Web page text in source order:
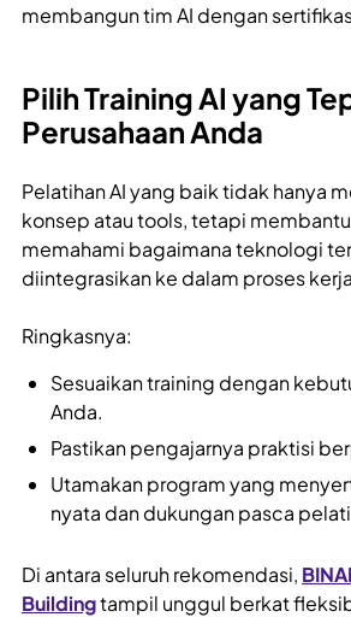
membangun tim AI dengan
Pilih Training AI yang
Perusahaan Anda
Pelatihan AI yang baik tidak hanya
konsep atau tools, tetapi
memahami bagaimana teknologi
diintegrasikan ke dalam proses
Ringkasnya:
Sesuaikan training dengan
Anda.
Pastikan pengajarnya praktisi
Utamakan program yang
nyata dan dukungan pasca
Di antara seluruh rekomendasi,
Buildingtampil unggul berkat